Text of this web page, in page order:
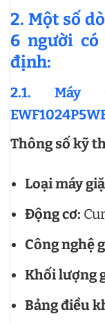
2. Một số
6 người
định:
2.1. Máy
Thông số kỹ
Loại máy
Động cơ:
Công nghệ
Khối lượng
Bảng điều